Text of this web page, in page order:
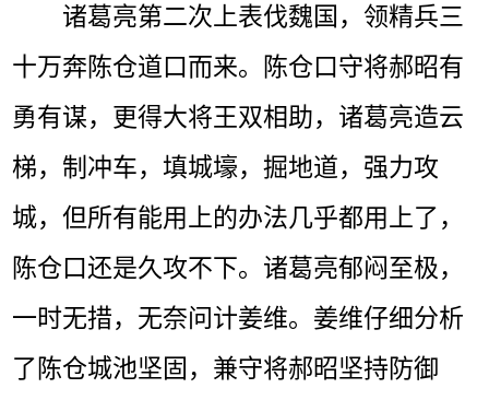
诸葛亮第二次上表伐魏国，领精兵三
十万奔陈仓道口而来。陈仓口守将郝昭有
勇有谋，更得大将王双相助，诸葛亮造云
梯，制冲车，填城壕，掘地道，强力攻
城，但所有能用上的办法几乎都用上了，
陈仓口还是久攻不下。诸葛亮郁闷至极，
一时无措，无奈问计姜维。姜维仔细分析
了陈仓城池坚固，兼守将郝昭坚持防御